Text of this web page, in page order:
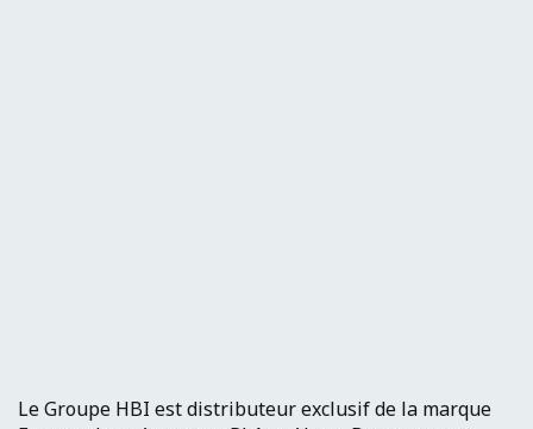
Le Groupe HBI est distributeur exclusif de la marque